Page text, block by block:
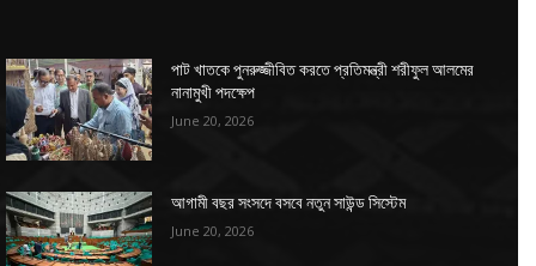
পাট খাতকে পুনরুজ্জীবিত করতে প্রতিমন্ত্রী শরীফুল আলমের
নানামুখী পদক্ষেপ
June 20, 2026
আগামী বছর সংসদে বসবে নতুন সাউন্ড সিস্টেম
June 20, 2026